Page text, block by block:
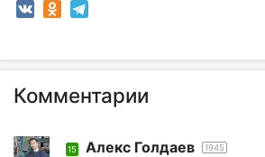
Комментарии
15 Алекс Голдаев 1945